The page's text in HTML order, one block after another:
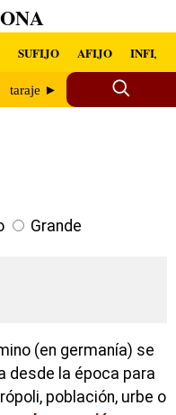
SUFIJO AFIJO INFIJO
taraje ►
Grande
(en germanía) se
desde la época para
población, urbe o